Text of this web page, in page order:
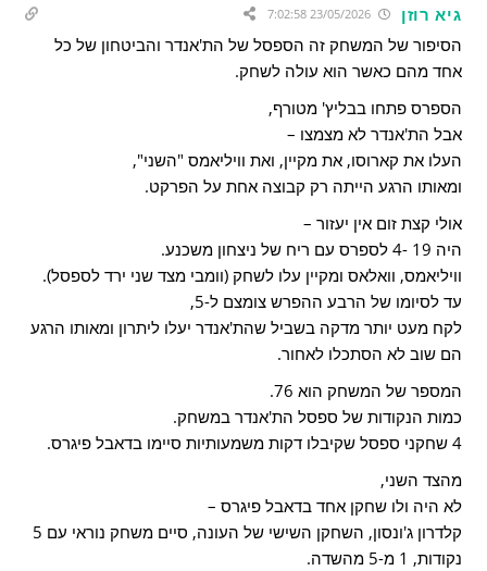
גיא רוזן 23/05/2026 7:02:58
הסיפור של המשחק זה הספסל של הת'אנדר והביטחון של כל
אחד מהם כאשר הוא עולה לשחק.
הספרס פתחו בבליץ' מטורף,
אבל הת'אנדר לא מצמצו –
העלו את קארוסו, את מקיין, ואת וויליאמס "השני",
ומאותו הרגע הייתה רק קבוצה אחת על הפרקט.
אולי קצת זום אין יעזור –
היה 19 -4 לספרס עם ריח של ניצחון משכנע.
וויליאמס, וואלאס ומקיין עלו לשחק (וומבי מצד שני ירד לספסל).
עד לסיומו של הרבע ההפרש צומצם ל-5,
לקח מעט יותר מדקה בשביל שהת'אנדר יעלו ליתרון ומאותו הרגע
הם שוב לא הסתכלו לאחור.
המספר של המשחק הוא 76.
כמות הנקודות של ספסל הת'אנדר במשחק.
4 שחקני ספסל שקיבלו דקות משמעותיות סיימו בדאבל פיגרס.
מהצד השני,
לא היה ולו שחקן אחד בדאבל פיגרס –
קלדרון ג'ונסון, השחקן השישי של העונה, סיים משחק נוראי עם 5
נקודות, 1 מ-5 מהשדה.